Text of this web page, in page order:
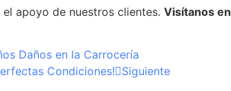
apoyo de nuestros clientes. Visítanos en
Daños en la Carrocería
Condiciones! Siguiente